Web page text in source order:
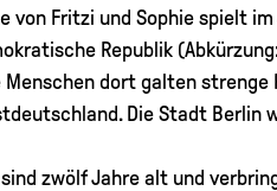
von Fritzi und Sophie spielt
Republik (Abkürzung:
dort galten
Die Stadt Berlin
zwölf Jahre alt und